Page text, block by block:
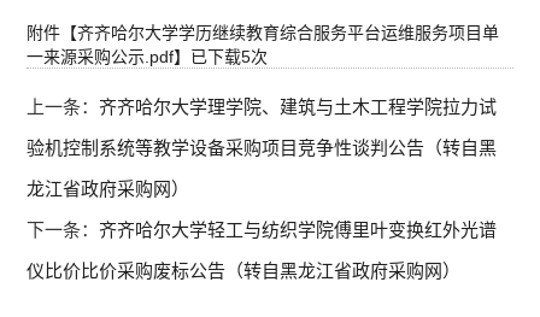
附件【齐齐哈尔大学学历继续教育综合服务平台运维服务项目单
一来源采购公示.pdf】已下载5次
上一条：齐齐哈尔大学理学院、建筑与土木工程学院拉力试
验机控制系统等教学设备采购项目竞争性谈判公告（转自黑
龙江省政府采购网）
下一条：齐齐哈尔大学轻工与纺织学院傅里叶变换红外光谱
仪比价比价采购废标公告（转自黑龙江省政府采购网）